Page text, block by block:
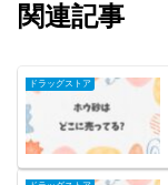
関連記事
ドラッグストア